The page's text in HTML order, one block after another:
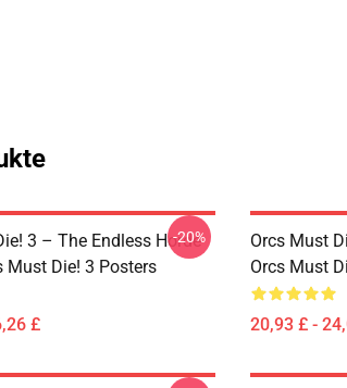
3 – The Endless Horde
Must Die! 3 Posters
£
-20%
Orcs Must
Orcs Must
20,93 £ -